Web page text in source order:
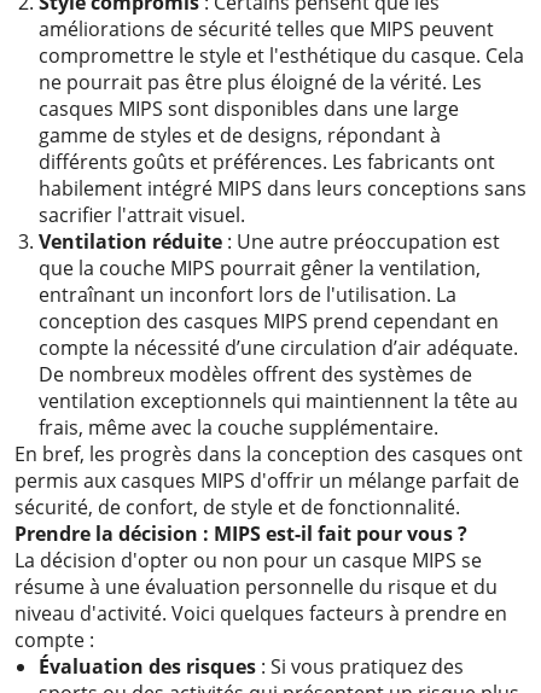
améliorations de sécurité telles que MIPS peuvent
compromettre le style et l'esthétique du casque. Cela
ne pourrait pas être plus éloigné de la vérité. Les
casques MIPS sont disponibles dans une large
gamme de styles et de designs, répondant à
différents goûts et préférences. Les fabricants ont
habilement intégré MIPS dans leurs conceptions sans
sacrifier l'attrait visuel.
Ventilation réduite : Une autre préoccupation est
que la couche MIPS pourrait gêner la ventilation,
entraînant un inconfort lors de l'utilisation. La
conception des casques MIPS prend cependant en
compte la nécessité d’une circulation d’air adéquate.
De nombreux modèles offrent des systèmes de
ventilation exceptionnels qui maintiennent la tête au
frais, même avec la couche supplémentaire.
En bref, les progrès dans la conception des casques ont
permis aux casques MIPS d'offrir un mélange parfait de
sécurité, de confort, de style et de fonctionnalité.
Prendre la décision : MIPS est-il fait pour vous ?
La décision d'opter ou non pour un casque MIPS se
résume à une évaluation personnelle du risque et du
niveau d'activité. Voici quelques facteurs à prendre en
compte :
Évaluation des risques : Si vous pratiquez des